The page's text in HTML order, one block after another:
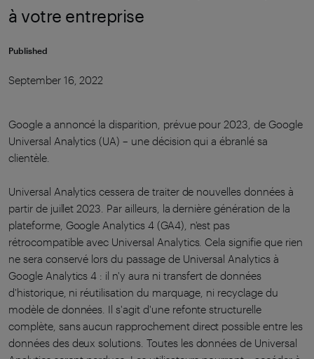
à votre entreprise
Published
September 16, 2022
Google a annoncé la disparition, prévue pour 2023, de Google
Universal Analytics (UA) – une décision qui a ébranlé sa
clientèle.
Universal Analytics cessera de traiter de nouvelles données à
partir de juillet 2023. Par ailleurs, la dernière génération de la
plateforme, Google Analytics 4 (GA4), n'est pas
rétrocompatible avec Universal Analytics. Cela signifie que rien
ne sera conservé lors du passage de Universal Analytics à
Google Analytics 4 : il n'y aura ni transfert de données
d'historique, ni réutilisation du marquage, ni recyclage du
modèle de données. Il s'agit d'une refonte structurelle
complète, sans aucun rapprochement direct possible entre les
données des deux solutions. Toutes les données de Universal